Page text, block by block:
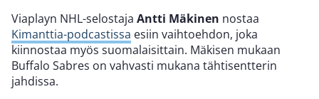
Viaplayn NHL-selostaja Antti Mäkinen nostaa
Kimanttia-podcastissa esiin vaihtoehdon, joka
kiinnostaa myös suomalaisittain. Mäkisen mukaan
Buffalo Sabres on vahvasti mukana tähtisentterin
jahdissa.